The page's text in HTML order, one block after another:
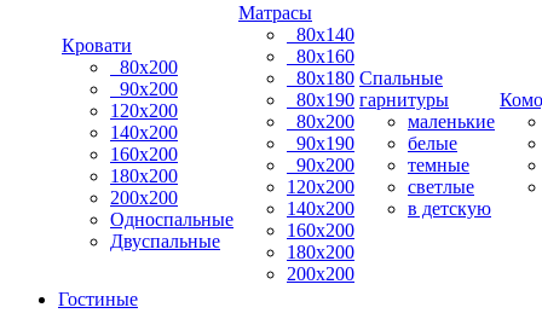
Кровати
80х200
90х200
120х200
140х200
160х200
180х200
200х200
Односпальные
Двуспальные
Матрасы
80х140
80х160
80х180
80х190
80х200
90х190
90х200
120х200
140х200
160х200
180х200
200х200
Спальные
гарнитуры
маленькие
белые
темные
светлые
в детскую
Гостиные